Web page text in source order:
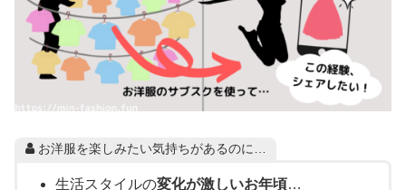
お洋服を楽しみたい気持ちがあるのに…
生活スタイルの変化が激しいお年頃…